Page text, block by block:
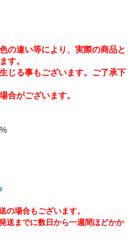
の違い等により、実際の商品と
す。
じる事もございます。ご了承下
合がございます。
場合もございます。
送までに数日から一週間ほどかか